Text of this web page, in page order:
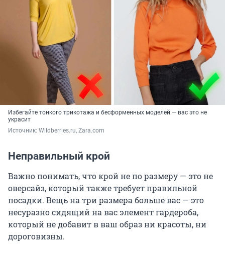
Избегайте тонкого трикотажа и бесформенных моделей — вас это не
украсит
Источник: Wildberries.ru, Zara.com
Неправильный крой
Важно понимать, что крой не по размеру — это не
оверсайз, который также требует правильной
посадки. Вещь на три размера больше вас — это
несуразно сидящий на вас элемент гардероба,
который не добавит в ваш образ ни красоты, ни
дороговизны.